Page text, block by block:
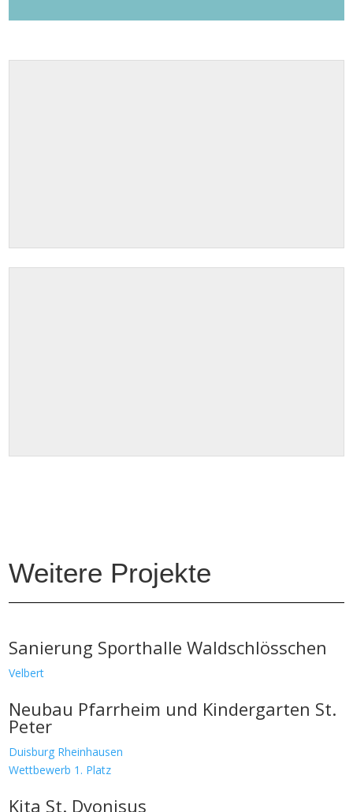
Weitere Projekte
Sanierung Sporthalle Waldschlösschen
Velbert
Neubau Pfarrheim und Kindergarten St.
Peter
Duisburg Rheinhausen
Wettbewerb 1. Platz
Kita St. Dyonisus